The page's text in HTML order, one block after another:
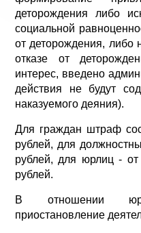
деторождения либо
социальной
от деторождения,
отказе от
интерес, введено
действия не будут
наказуемого деяния).
Для граждан штраф
рублей, для
рублей, для юрлиц -
рублей.
В отношении
приостановление